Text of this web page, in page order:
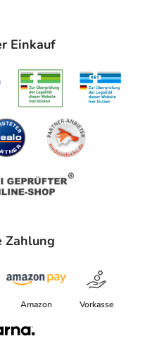
Einkauf
Zahlung
Amazon Vorkasse